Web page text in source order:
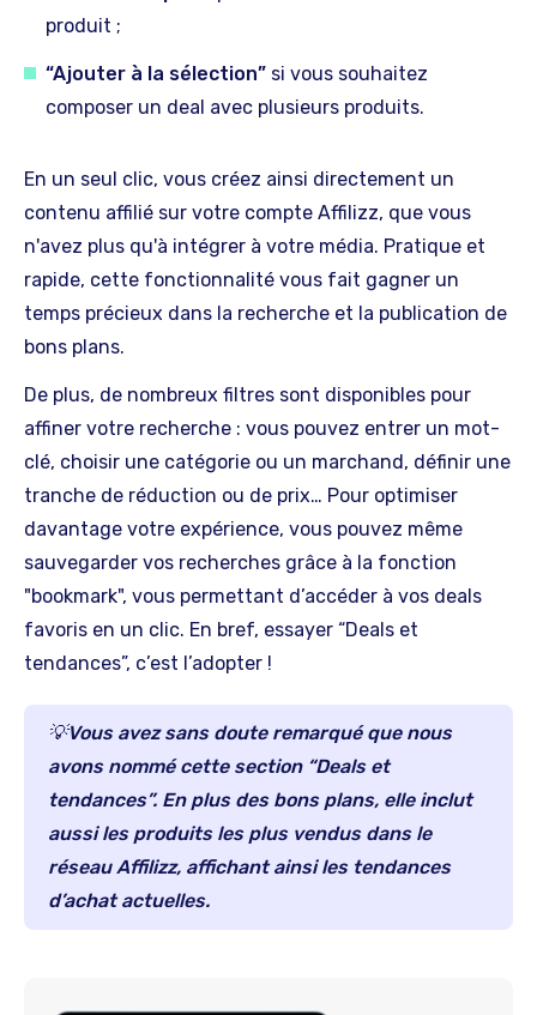
produit ;
“Ajouter à la sélection” si vous souhaitez
composer un deal avec plusieurs produits.
En un seul clic, vous créez ainsi directement un
contenu affilié sur votre compte Affilizz, que vous
n'avez plus qu'à intégrer à votre média. Pratique et
rapide, cette fonctionnalité vous fait gagner un
temps précieux dans la recherche et la publication de
bons plans.
De plus, de nombreux filtres sont disponibles pour
affiner votre recherche : vous pouvez entrer un mot-
clé, choisir une catégorie ou un marchand, définir une
tranche de réduction ou de prix… Pour optimiser
davantage votre expérience, vous pouvez même
sauvegarder vos recherches grâce à la fonction
"bookmark", vous permettant d’accéder à vos deals
favoris en un clic. En bref, essayer “Deals et
tendances”, c’est l’adopter !
💡Vous avez sans doute remarqué que nous
avons nommé cette section “Deals et
tendances”. En plus des bons plans, elle inclut
aussi les produits les plus vendus dans le
réseau Affilizz, affichant ainsi les tendances
d’achat actuelles.